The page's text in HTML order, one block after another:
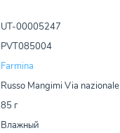
UT-00005247
PVT085004
Farmina
Russo Mangimi Via
85 г
Влажный